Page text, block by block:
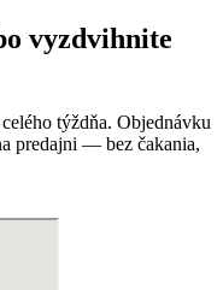
vyzdvihnite
týždňa. Objednávku
predajni — bez čakania,